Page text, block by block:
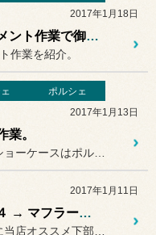
2017年1月18日
マセラティ アライメント作業で御来店。
作業を紹介。
ポルシェ
2017年1月13日
業。
2017年1月11日
ポルシェ 911カレラ４ → マフラーに防錆コーティング!!